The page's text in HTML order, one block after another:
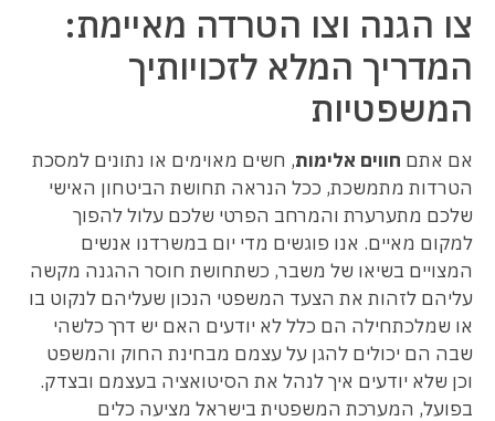
צו הגנה וצו הטרדה מאיימת:
המדריך המלא לזכויותיך
המשפטיות
אם אתםחווים אלימות, חשים מאוימים או נתונים למסכת
הטרדות מתמשכת, ככל הנראה תחושת הביטחון האישי
שלכם מתערערת והמרחב הפרטי שלכם עלול להפוך
למקום מאיים. אנו פוגשים מדי יום במשרדנו אנשים
המצויים בשיאו של משבר, כשתחושת חוסר ההגנה מקשה
עליהם לזהות את הצעד המשפטי הנכון שעליהם לנקוט בו
או שמלכתחילה הם כלל לא יודעים האם יש דרך כלשהי
שבה הם יכולים להגן על עצמם מבחינת החוק והמשפט
וכן שלא יודעים איך לנהל את הסיטואציה בעצמם ובצדק.
בפועל, המערכת המשפטית בישראל מציעה כלים